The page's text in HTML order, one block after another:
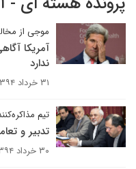
موجی از
آمریکا
ندارد
۳۱ خرداد ۱۳۹۴
تیم
تدبیر و
۳۰ خرداد ۱۳۹۴